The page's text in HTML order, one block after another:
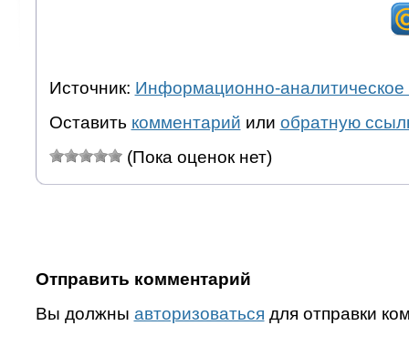
Источник: Информационно-аналитическое
Оставить комментарий или обратную
(Пока оценок нет)
Отправить комментарий
Вы должны авторизоваться для отправки